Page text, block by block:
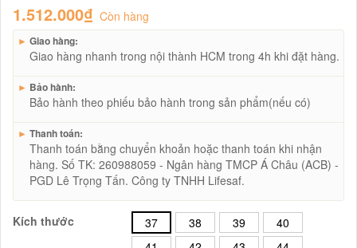
1.512.000₫ Còn hàng
► Giao hàng:
Giao hàng nhanh trong nội thành HCM trong 4h khi đặt hàng.
► Bảo hành:
Bảo hành theo phiếu bảo hành trong sản phẩm(nếu có)
► Thanh toán:
Thanh toán bằng chuyển khoản hoặc thanh toán khi nhận
hàng. Số TK: 260988059 - Ngân hàng TMCP Á Châu (ACB) -
PGD Lê Trọng Tấn. Công ty TNHH Lifesaf.
Kích thước 37 38 39
40